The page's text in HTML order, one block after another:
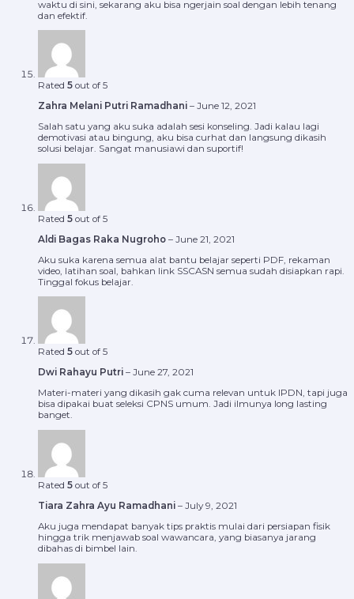
waktu di sini, sekarang aku bisa ngerjain soal dengan lebih tenang
dan efektif.
Rated 5 out of 5
Zahra Melani Putri Ramadhani – June 12, 2021
Salah satu yang aku suka adalah sesi konseling. Jadi kalau lagi
demotivasi atau bingung, aku bisa curhat dan langsung dikasih
solusi belajar. Sangat manusiawi dan suportif!
Rated 5 out of 5
Aldi Bagas Raka Nugroho – June 21, 2021
Aku suka karena semua alat bantu belajar seperti PDF, rekaman
video, latihan soal, bahkan link SSCASN semua sudah disiapkan rapi.
Tinggal fokus belajar.
Rated 5 out of 5
Dwi Rahayu Putri – June 27, 2021
Materi-materi yang dikasih gak cuma relevan untuk IPDN, tapi juga
bisa dipakai buat seleksi CPNS umum. Jadi ilmunya long lasting
banget.
Rated 5 out of 5
Tiara Zahra Ayu Ramadhani – July 9, 2021
Aku juga mendapat banyak tips praktis mulai dari persiapan fisik
hingga trik menjawab soal wawancara, yang biasanya jarang
dibahas di bimbel lain.